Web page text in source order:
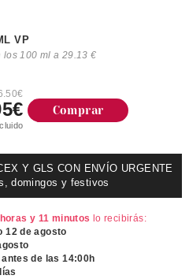
VP
los 100 ml a 29.13 €
Comprar
Y GLS CON ENVÍO URGENTE
domingos y festivos
y 11 minutos lo recibirás:
12 de agosto
de las 14:00h